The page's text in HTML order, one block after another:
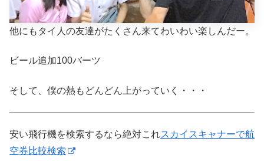
他にもタイ人の友達がたくさん来てわいわい楽しんだー。
ビール追加100バーツ
そして、僕の熱もどんどん上がっていく・・・
安い飛行機を検索するなら絶対これスカイスキャナーで航
空券比較検索